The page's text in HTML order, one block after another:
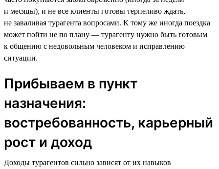
и месяцы), и не все клиенты готовы терпеливо ждать,
не заваливая турагента вопросами. К тому же иногда поездка
может пойти не по плану — турагенту нужно быть готовым
к общению с недовольным человеком и исправлению
ситуации.
Прибываем в пункт
назначения:
востребованность, карьерный
рост и доход
Доходы турагентов сильно зависят от их навыков